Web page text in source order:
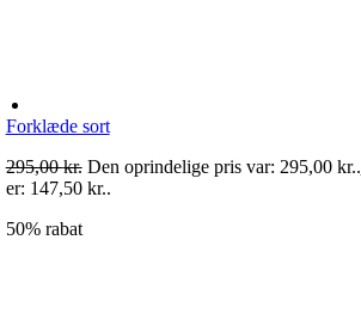
Forklæde sort
295,00kr. Den oprindelige pris var: 295,00 kr..
er: 147,50 kr..
50% rabat